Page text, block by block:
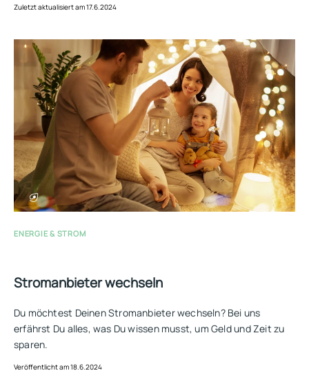
Zuletzt aktualisiert am 17.6.2024
ENERGIE & STROM
Stromanbieter wechseln
Du möchtest Deinen Stromanbieter wechseln? Bei uns
erfährst Du alles, was Du wissen musst, um Geld und Zeit zu
sparen.
Veröffentlicht am 18.6.2024